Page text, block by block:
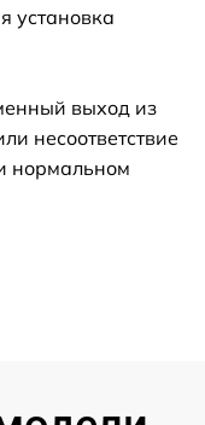
установка
выход из
несоответствие
нормальном